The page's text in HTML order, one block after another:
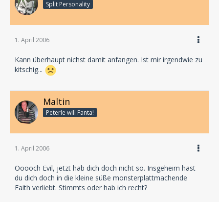
Split Personality
1. April 2006
Kann überhaupt nichst damit anfangen. Ist mir irgendwie zu
kitschig...
Maltin
Peterle will Fanta!
1. April 2006
Ooooch Evil, jetzt hab dich doch nicht so. Insgeheim hast
du dich doch in die kleine süße monsterplattmachende
Faith verliebt. Stimmts oder hab ich recht?